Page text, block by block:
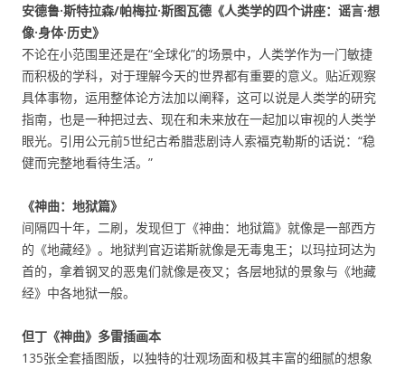
安德鲁·斯特拉森/帕梅拉·斯图瓦德《人类学的四个讲座：谣言·想
像·身体·历史》
不论在小范围里还是在“全球化”的场景中，人类学作为一门敏捷
而积极的学科，对于理解今天的世界都有重要的意义。贴近观察
具体事物，运用整体论方法加以阐释，这可以说是人类学的研究
指南，也是一种把过去、现在和未来放在一起加以审视的人类学
眼光。引用公元前5世纪古希腊悲剧诗人索福克勒斯的话说：“稳
健而完整地看待生活。”
《神曲：地狱篇》
间隔四十年，二刷，发现但丁《神曲：地狱篇》就像是一部西方
的《地藏经》。地狱判官迈诺斯就像是无毒鬼王；以玛拉珂达为
首的，拿着钢叉的恶鬼们就像是夜叉；各层地狱的景象与《地藏
经》中各地狱一般。
但丁《神曲》多雷插画本
135张全套插图版，以独特的壮观场面和极其丰富的细腻的想象